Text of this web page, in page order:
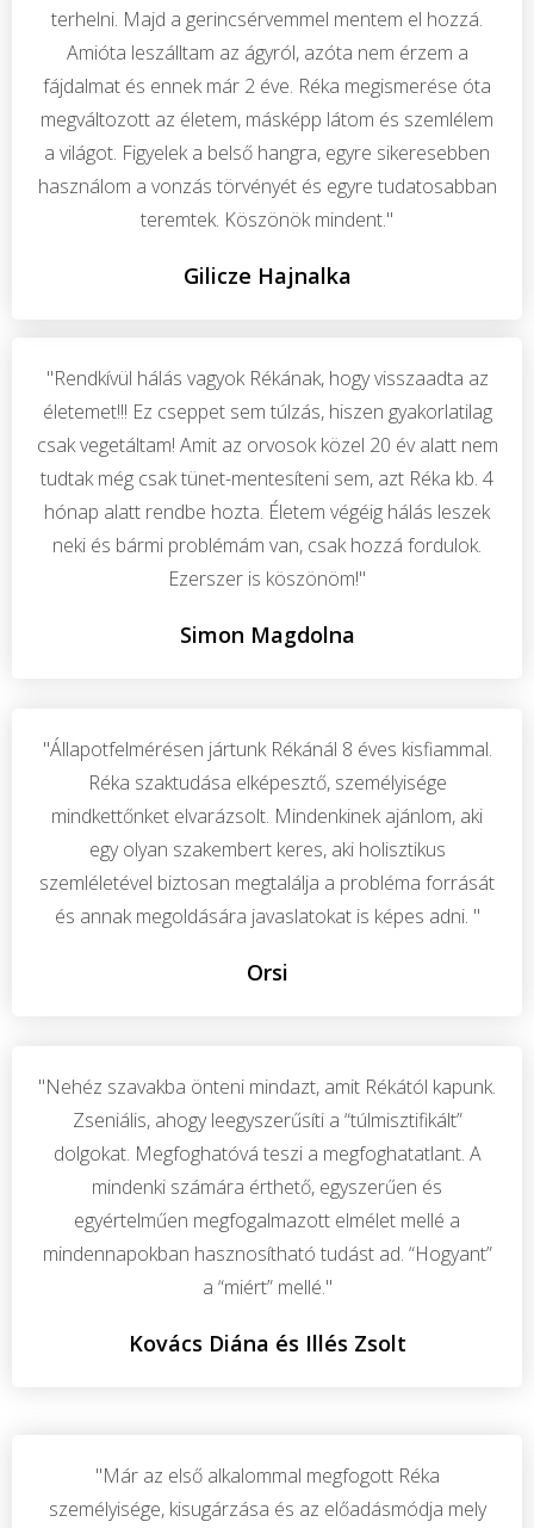
terhelni. Majd a gerincsérvemmel mentem el hozzá.
Amióta leszálltam az ágyról, azóta nem érzem a
fájdalmat és ennek már 2 éve. Réka megismerése óta
megváltozott az életem, másképp látom és szemlélem
a világot. Figyelek a belső hangra, egyre sikeresebben
használom a vonzás törvényét és egyre tudatosabban
teremtek. Köszönök mindent."
Gilicze Hajnalka
"Rendkívül hálás vagyok Rékának, hogy visszaadta az
életemet!!! Ez cseppet sem túlzás, hiszen gyakorlatilag
csak vegetáltam! Amit az orvosok közel 20 év alatt nem
tudtak még csak tünet-mentesíteni sem, azt Réka kb. 4
hónap alatt rendbe hozta. Életem végéig hálás leszek
neki és bármi problémám van, csak hozzá fordulok.
Ezerszer is köszönöm!"
Simon Magdolna
"Állapotfelmérésen jártunk Rékánál 8 éves kisfiammal.
Réka szaktudása elképesztő, személyisége
mindkettőnket elvarázsolt. Mindenkinek ajánlom, aki
egy olyan szakembert keres, aki holisztikus
szemléletével biztosan megtalálja a probléma forrását
és annak megoldására javaslatokat is képes adni. "
Orsi
"Nehéz szavakba önteni mindazt, amit Rékától kapunk.
Zseniális, ahogy leegyszerűsíti a “túlmisztifikált”
dolgokat. Megfoghatóvá teszi a megfoghatatlant. A
mindenki számára érthető, egyszerűen és
egyértelműen megfogalmazott elmélet mellé a
mindennapokban hasznosítható tudást ad. “Hogyant”
a “miért” mellé."
Kovács Diána és Illés Zsolt
"Már az első alkalommal megfogott Réka
személyisége, kisugárzása és az előadásmódja mely